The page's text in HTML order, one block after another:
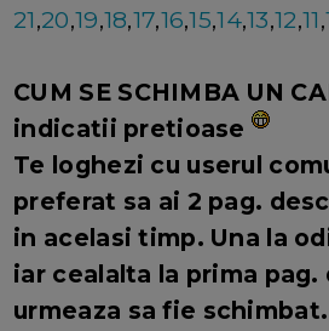
21,20,19,18,17,16,15,14,13,12,11,
CUM SE SCHIMBA UN
indicatii pretioase
Te loghezi cu userul
preferat sa ai 2 pag.
in acelasi timp. Una la
iar cealalta la prima pag.
urmeaza sa fie